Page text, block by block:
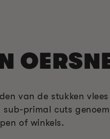
van de stukken
sub-primal cuts
of winkels.